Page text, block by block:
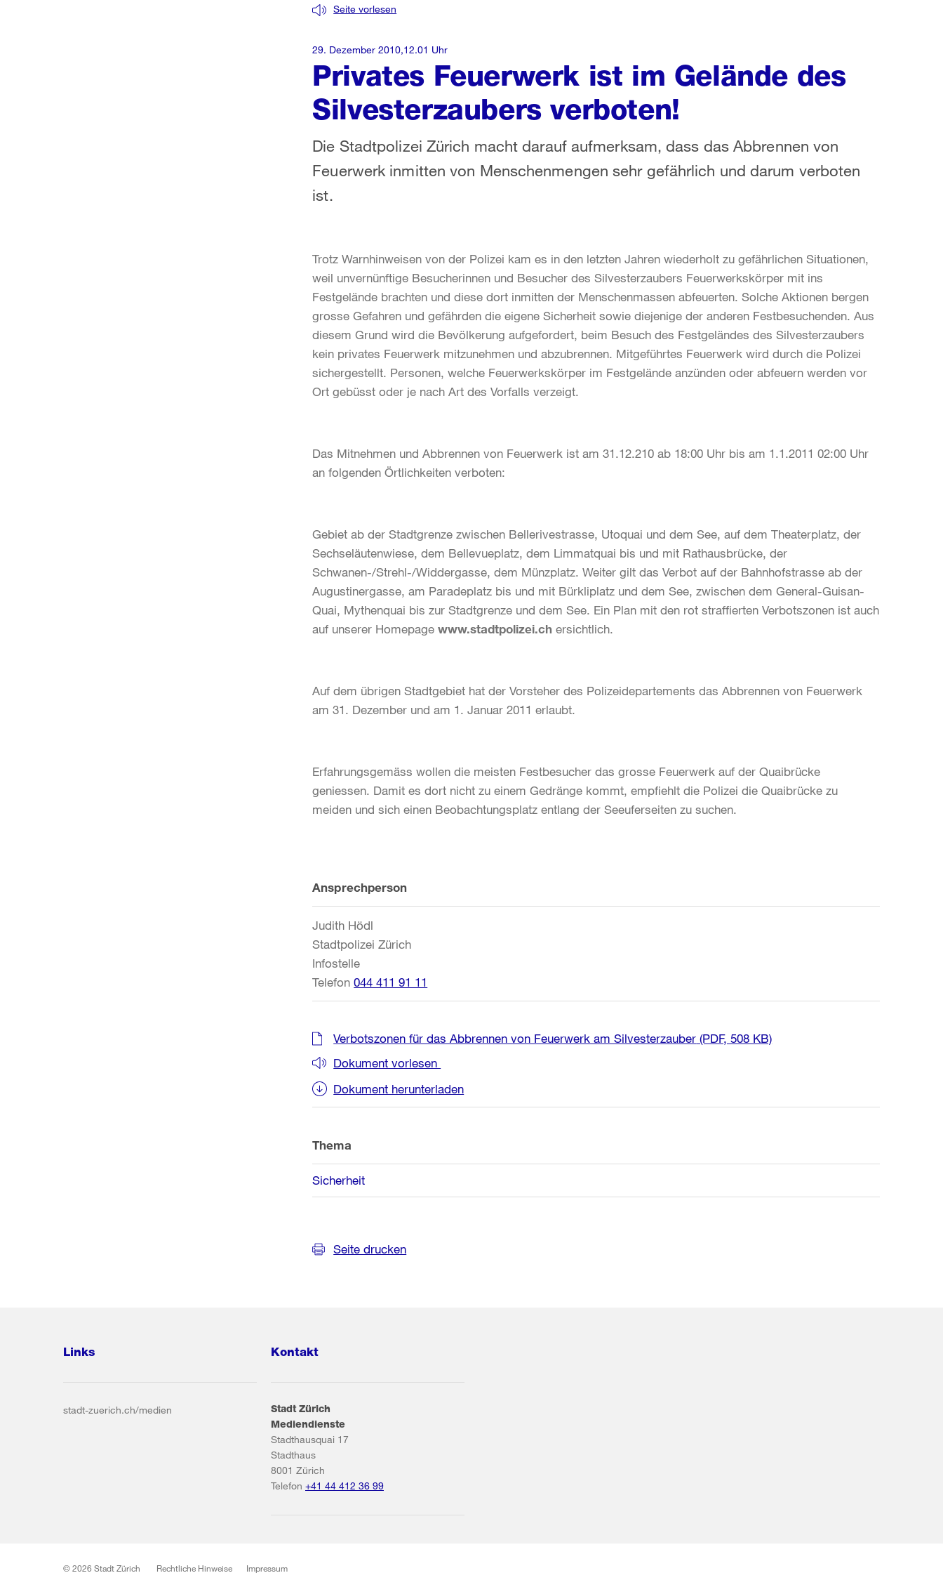
Privates Feuerwerk ist im Gelände des
Silvesterzaubers verboten!
Seite vorlesen
Die Stadtpolizei Zürich macht darauf aufmerksam, dass das Abbrennen von
Feuerwerk inmitten von Menschenmengen sehr gefährlich und darum verboten
ist.
29. Dezember 2010,12.01 Uhr
Trotz Warnhinweisen von der Polizei kam es in den letzten Jahren wiederholt zu gefährlichen Situationen,
weil unvernünftige Besucherinnen und Besucher des Silvesterzaubers Feuerwerkskörper mit ins
Festgelände brachten und diese dort inmitten der Menschenmassen abfeuerten. Solche Aktionen bergen
grosse Gefahren und gefährden die eigene Sicherheit sowie diejenige der anderen Festbesuchenden. Aus
diesem Grund wird die Bevölkerung aufgefordert, beim Besuch des Festgeländes des Silvesterzaubers
kein privates Feuerwerk mitzunehmen und abzubrennen. Mitgeführtes Feuerwerk wird durch die Polizei
sichergestellt. Personen, welche Feuerwerkskörper im Festgelände anzünden oder abfeuern werden vor
Ort gebüsst oder je nach Art des Vorfalls verzeigt.
Das Mitnehmen und Abbrennen von Feuerwerk ist am 31.12.210 ab 18:00 Uhr bis am 1.1.2011 02:00 Uhr
an folgenden Örtlichkeiten verboten:
Gebiet ab der Stadtgrenze zwischen Bellerivestrasse, Utoquai und dem See, auf dem Theaterplatz, der
Sechseläutenwiese, dem Bellevueplatz, dem Limmatquai bis und mit Rathausbrücke, der
Schwanen-/Strehl-/Widdergasse, dem Münzplatz. Weiter gilt das Verbot auf der Bahnhofstrasse ab der
Augustinergasse, am Paradeplatz bis und mit Bürkliplatz und dem See, zwischen dem General-Guisan-
Quai, Mythenquai bis zur Stadtgrenze und dem See. Ein Plan mit den rot straffierten Verbotszonen ist auch
auf unserer Homepagewww.stadtpolizei.ch ersichtlich.
Auf dem übrigen Stadtgebiet hat der Vorsteher des Polizeidepartements das Abbrennen von Feuerwerk
am 31. Dezember und am 1. Januar 2011 erlaubt.
Erfahrungsgemäss wollen die meisten Festbesucher das grosse Feuerwerk auf der Quaibrücke
geniessen. Damit es dort nicht zu einem Gedränge kommt, empfiehlt die Polizei die Quaibrücke zu
meiden und sich einen Beobachtungsplatz entlang der Seeuferseiten zu suchen.
Weitere
Informationen
Ansprechperson
Judith Hödl
Stadtpolizei Zürich
Infostelle
Telefon 044 411 91 11
Verbotszonen für das Abbrennen von Feuerwerk am Silvesterzauber (PDF, 508 KB)
Dokument vorlesen
Dokument herunterladen
Thema
Sicherheit
Seite drucken
Links
stadt-zuerich.ch/medien
Kontakt
Stadt Zürich
Mediendienste
Stadthausquai 17
Stadthaus
8001 Zürich
Telefon +41 44 412 36 99
© 2026 Stadt Zürich Rechtliche Hinweise Impressum